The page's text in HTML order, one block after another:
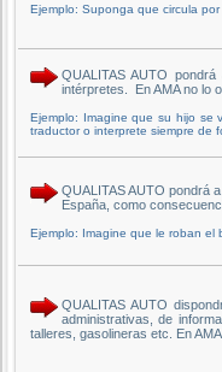
Ejemplo: Suponga que circula
QUALITAS AUTO
intérpretes. En AMA no lo
Ejemplo: Imagine que su hijo se
traductor o interprete siempre de
QUALITAS AUTO pondrá
España, como
Ejemplo: Imagine que le roban el
QUALITAS AUTO
administrativas, de
talleres, gasolineras etc. En